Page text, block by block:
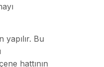
yapılır. Bu
hattının